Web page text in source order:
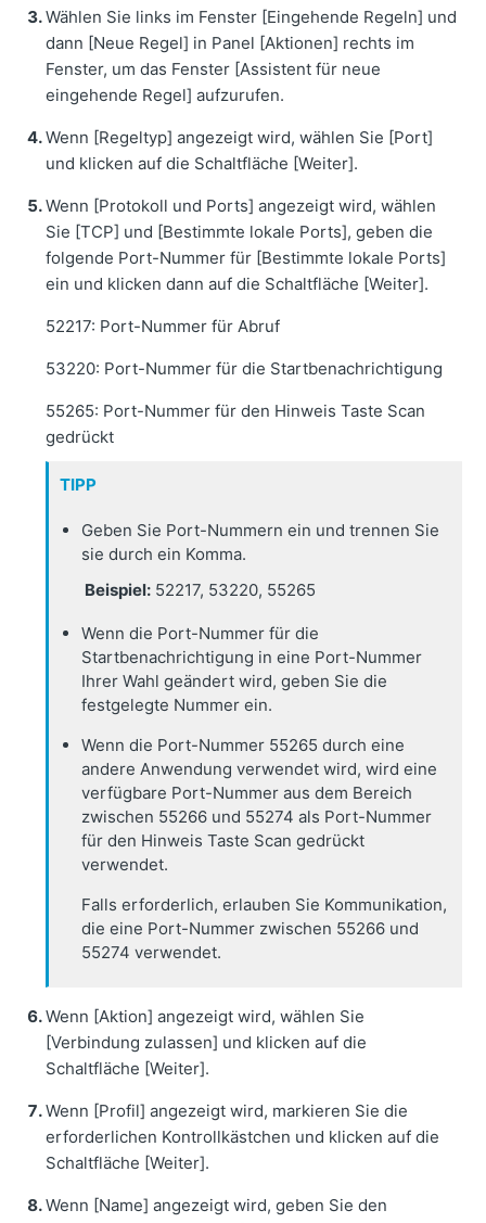
Wählen Sie links im Fenster [Eingehende Regeln] und
dann [Neue Regel] in Panel [Aktionen] rechts im
Fenster, um das Fenster [Assistent für neue
eingehende Regel] aufzurufen.
Wenn [Regeltyp] angezeigt wird, wählen Sie [Port]
und klicken auf die Schaltfläche [Weiter].
Wenn [Protokoll und Ports] angezeigt wird, wählen
Sie [TCP] und [Bestimmte lokale Ports], geben die
folgende Port-Nummer für [Bestimmte lokale Ports]
ein und klicken dann auf die Schaltfläche [Weiter].
52217: Port-Nummer für Abruf
53220: Port-Nummer für die Startbenachrichtigung
55265: Port-Nummer für den Hinweis Taste Scan
gedrückt
TIPP
Geben Sie Port-Nummern ein und trennen Sie
sie durch ein Komma.
Beispiel: 52217, 53220, 55265
Wenn die Port-Nummer für die
Startbenachrichtigung in eine Port-Nummer
Ihrer Wahl geändert wird, geben Sie die
festgelegte Nummer ein.
Wenn die Port-Nummer 55265 durch eine
andere Anwendung verwendet wird, wird eine
verfügbare Port-Nummer aus dem Bereich
zwischen 55266 und 55274 als Port-Nummer
für den Hinweis Taste Scan gedrückt
verwendet.
Falls erforderlich, erlauben Sie Kommunikation,
die eine Port-Nummer zwischen 55266 und
55274 verwendet.
Wenn [Aktion] angezeigt wird, wählen Sie
[Verbindung zulassen] und klicken auf die
Schaltfläche [Weiter].
Wenn [Profil] angezeigt wird, markieren Sie die
erforderlichen Kontrollkästchen und klicken auf die
Schaltfläche [Weiter].
Wenn [Name] angezeigt wird, geben Sie den